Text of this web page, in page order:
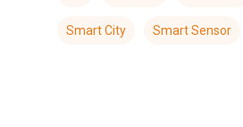
Smart City Smart Sensor